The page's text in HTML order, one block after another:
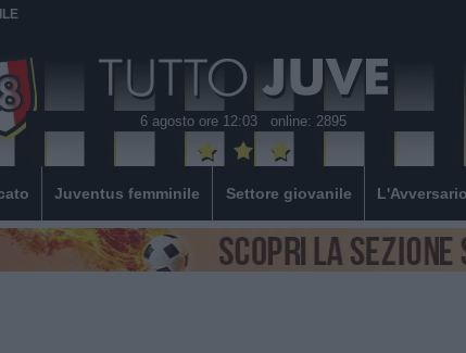
6 agosto ore 12:03 online: 2895
Juventus femminile Settore giovanile L'Avversario